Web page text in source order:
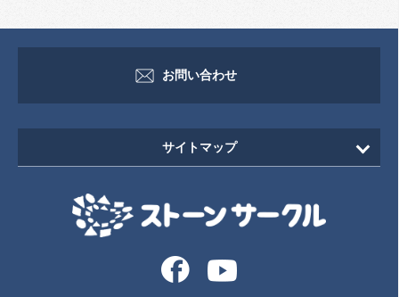
お問い合わせ
サイトマップ
HOME
新着情報
イベント・セミナー情報